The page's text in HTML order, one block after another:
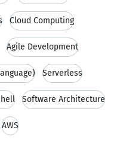
Cloud Computing
Agile Development
Serverless
Software Architecture
AWS